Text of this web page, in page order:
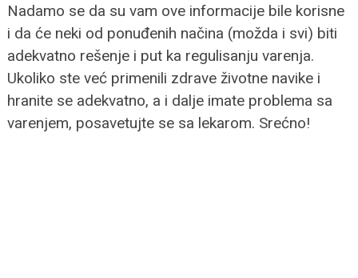
Nadamo se da su vam ove informacije bile korisne
i da će neki od ponuđenih načina (možda i svi) biti
adekvatno rešenje i put ka regulisanju varenja.
Ukoliko ste već primenili zdrave životne navike i
hranite se adekvatno, a i dalje imate problema sa
varenjem, posavetujte se sa lekarom. Srećno!